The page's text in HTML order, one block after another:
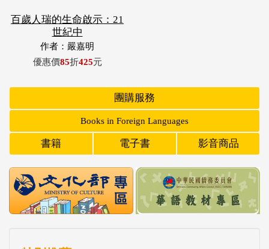
百歲人瑞的生命啟示：21
世紀中
作者：嚴嘉明
優惠價85折425元
團購服務
Books in Foreign Languages
書籍 電子書 影音商品